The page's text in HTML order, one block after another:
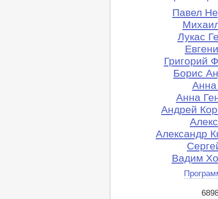
Павел
Лукас
Григорий
Борис
Анна
Анна
Андрей
Александр
Вадим